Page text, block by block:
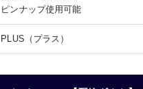
ピンナップ使用可能
PLUS（プラス）